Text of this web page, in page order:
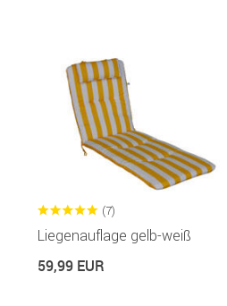
(7)
Liegenauflage gelb-weiß
59,99 EUR